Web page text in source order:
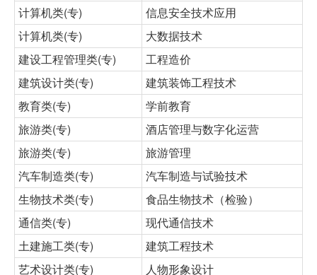
计算机类(专)
信息安全技术应用
计算机类(专)
大数据技术
建设工程管理类(专)
工程造价
建筑设计类(专)
建筑装饰工程技术
教育类(专)
学前教育
旅游类(专)
酒店管理与数字化运营
旅游类(专)
旅游管理
汽车制造类(专)
汽车制造与试验技术
生物技术类(专)
食品生物技术（检验）
通信类(专)
现代通信技术
土建施工类(专)
建筑工程技术
艺术设计类(专)
人物形象设计